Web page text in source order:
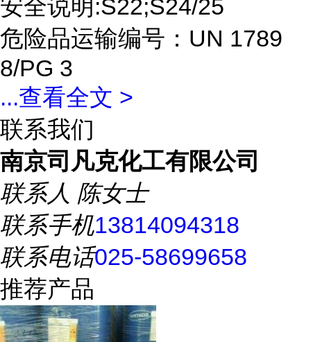
安全说明:S22;S24/25
危险品运输编号：UN 1789
8/PG 3
...查看全文 >
联系我们
南京司凡克化工有限公司
联系人 陈女士
联系手机13814094318
联系电话025-58699658
推荐产品